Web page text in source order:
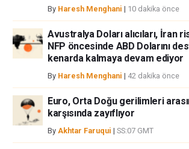
bilgilerin kullanımı nedeniyle doğrudan yada dolaylı
çıkabilecek herhangi bir kar kaybı herhangi bir
herhangi bir kayıp ya da hasar için sorumluluk
By Haresh Menghani | 10 dakika önce
Avustralya Doları alıcıları, İran
NFP öncesinde ABD Dolarını
kenarda kalmaya devam ediyor
By Haresh Menghani | 42 dakika önce
Euro, Orta Doğu gerilimleri
karşısında zayıflıyor
By Akhtar Faruqui | SS:07 GMT